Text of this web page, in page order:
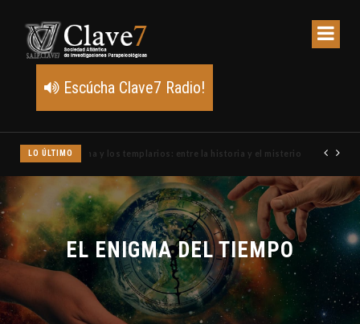
Escúcha Clave7 Radio!
LO ÚLTIMO Un meteoro explota sobre Estados Unidos y abre la pista
EL ENIGMA DEL TIEMPO